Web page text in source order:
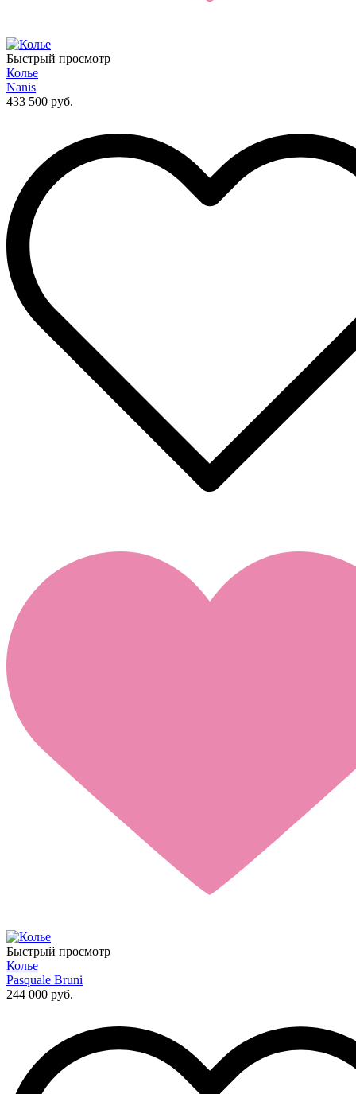
Быстрый просмотр
Колье
Nanis
433 500 руб.
Быстрый просмотр
Колье
Pasquale Bruni
244 000 руб.